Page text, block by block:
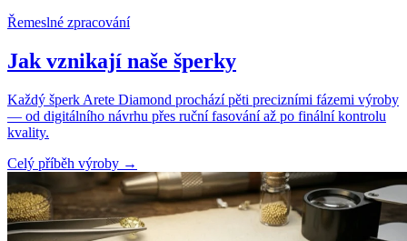
Řemeslné zpracování
Jak vznikají naše šperky
Každý šperk Arete Diamond prochází pěti precizními fázemi výroby
— od digitálního návrhu přes ruční fasování až po finální kontrolu
kvality.
Celý příběh výroby →